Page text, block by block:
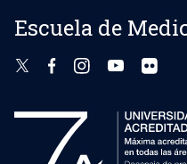
Escuela de